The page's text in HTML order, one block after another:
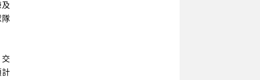
隊
計